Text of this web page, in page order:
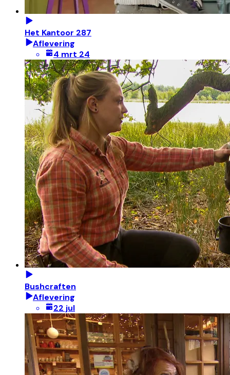
Het Kantoor 287
Aflevering
4 mrt 24
Bushcraften
Aflevering
22 jul